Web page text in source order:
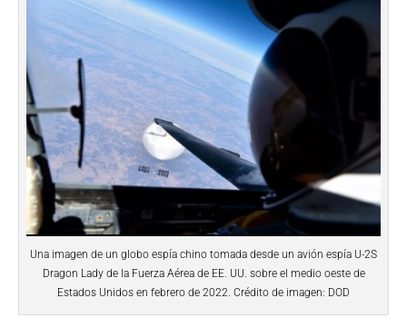
Una imagen de un globo espía chino tomada desde un avión espía U-2S
Dragon Lady de la Fuerza Aérea de EE. UU. sobre el medio oeste de
Estados Unidos en febrero de 2022. Crédito de imagen: DOD